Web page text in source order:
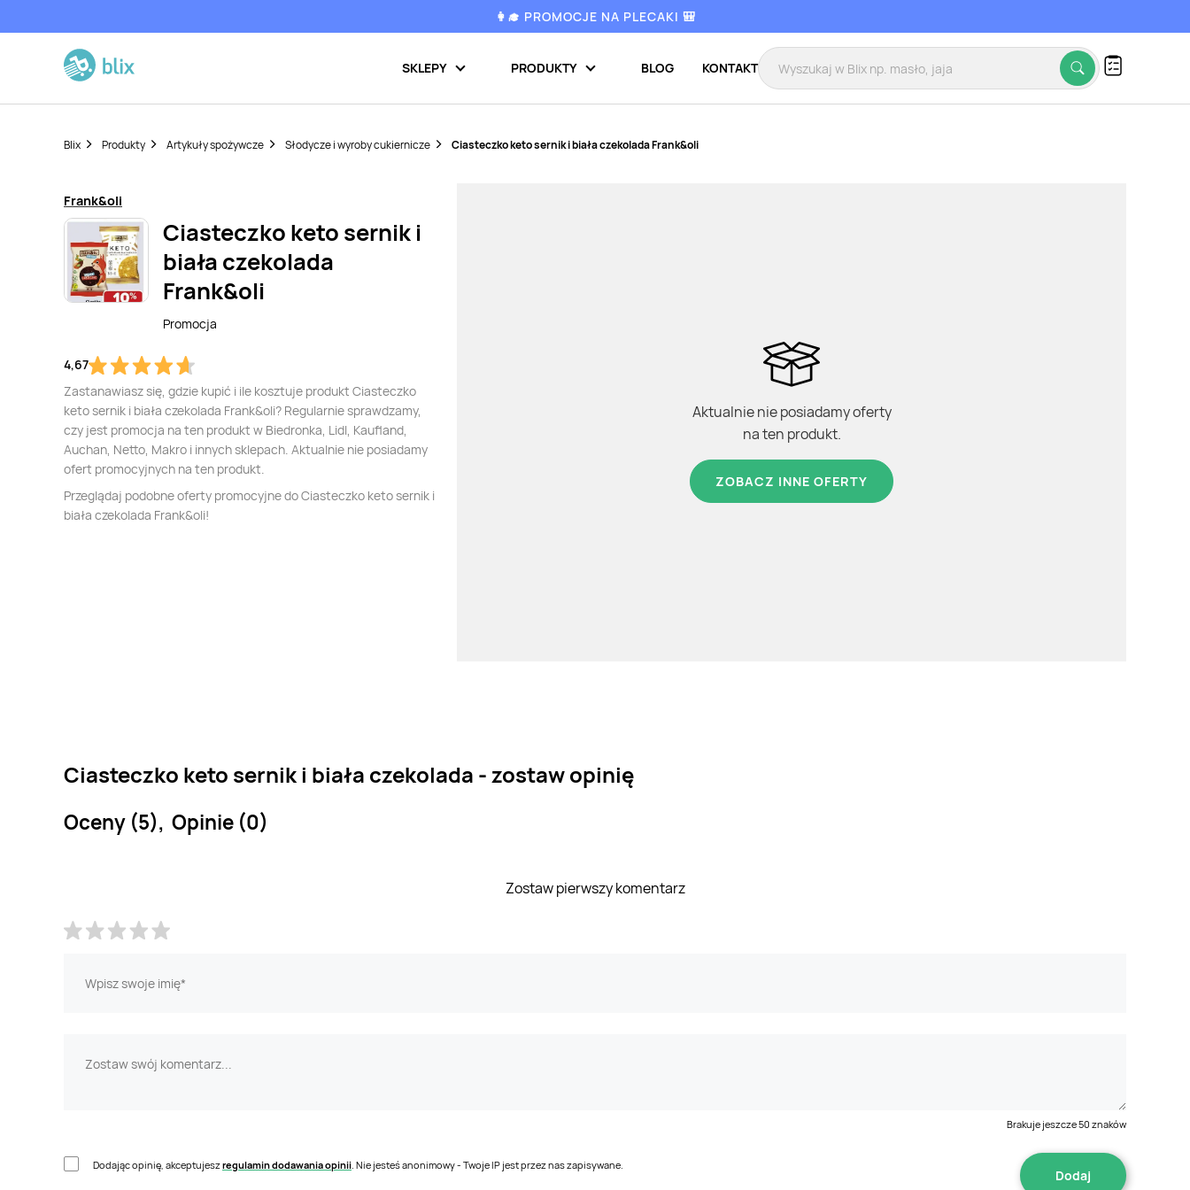
👩‍🎓 PROMOCJE NA PLECAKI 🎒
SKLEPY PRODUKTY BLOG KONTAKT
Blix Produkty Artykuły spożywcze Słodycze i wyroby cukiernicze Ciasteczko keto sernik i biała czekolada Frank&oli
Frank&oli
Ciasteczko keto sernik i
biała czekolada
Frank&oli
Promocja
4,67
Zastanawiasz się, gdzie kupić i ile kosztuje produkt Ciasteczko
keto sernik i biała czekolada Frank&oli? Regularnie sprawdzamy,
czy jest promocja na ten produkt w Biedronka, Lidl, Kaufland,
Auchan, Netto, Makro i innych sklepach. Aktualnie nie posiadamy
ofert promocyjnych na ten produkt.
Przeglądaj podobne oferty promocyjne do Ciasteczko keto sernik i
biała czekolada Frank&oli!
Aktualnie nie posiadamy oferty
na ten produkt.
ZOBACZ INNE OFERTY
Ciasteczko keto sernik i biała czekolada - zostaw opinię
Oceny (5), Opinie (0)
Zostaw pierwszy komentarz
Brakuje jeszcze50 znaków
Dodając opinię, akceptujeszregulamin dodawania opinii . Nie jesteś anonimowy - Twoje IP jest przez nas zapisywane.